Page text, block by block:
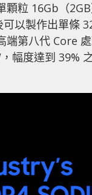
粒 16Gb（
以製作出單條
第八代 Core
幅度達到 39%